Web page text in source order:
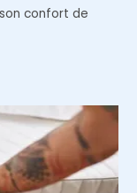
confort de